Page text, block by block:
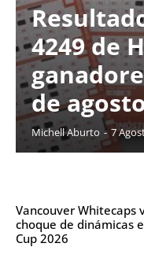
4249 de
de
Michell Aburto - 7
Vancouver Whitecaps
choque de dinámicas
Cup 2026